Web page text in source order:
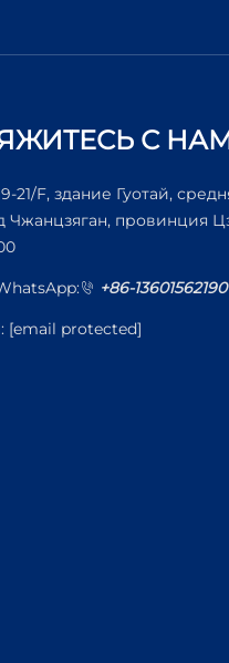
С
21/F, здание Гуотай,
Чжанцзяган, провинция
+86-13601562190
[email protected]